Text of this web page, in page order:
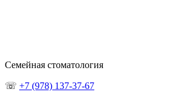
Семейная стоматология
☏ +7 (978) 137-37-67